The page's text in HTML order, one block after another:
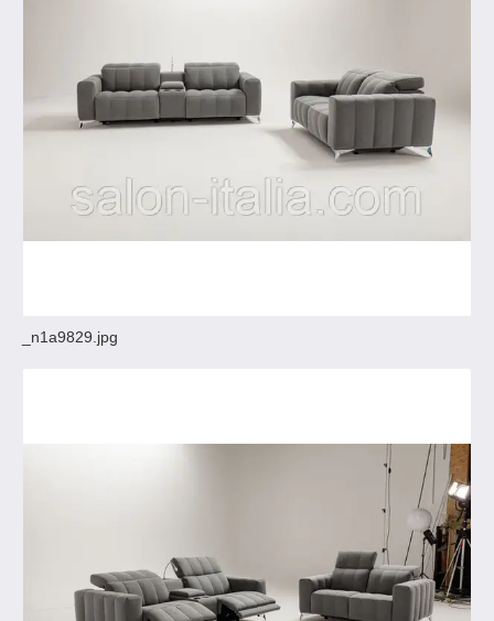
_n1a9829.jpg